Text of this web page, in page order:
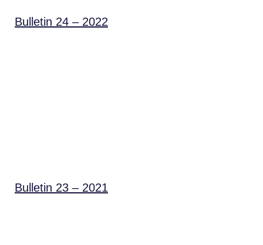
Bulletin 24 – 2022
Bulletin 23 – 2021